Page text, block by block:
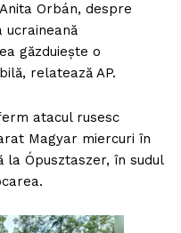
Orbán, despre
ucraineană
găzduiește o
relatează AP.
atacul rusesc
Magyar miercuri în
Ópusztaszer, în sudul